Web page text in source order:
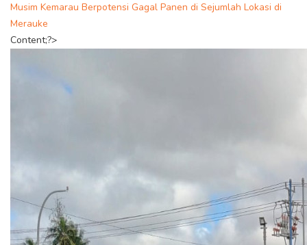
Musim Kemarau Berpotensi Gagal Panen di Sejumlah Lokasi di
Merauke
Content;?>